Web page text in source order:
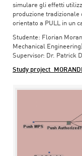
simulare gli effetti
produzione tradizionale
orientato a PULL in un
Studente: Florian
Mechanical Engineering)
Supervisor: Dr. Patrick
Study